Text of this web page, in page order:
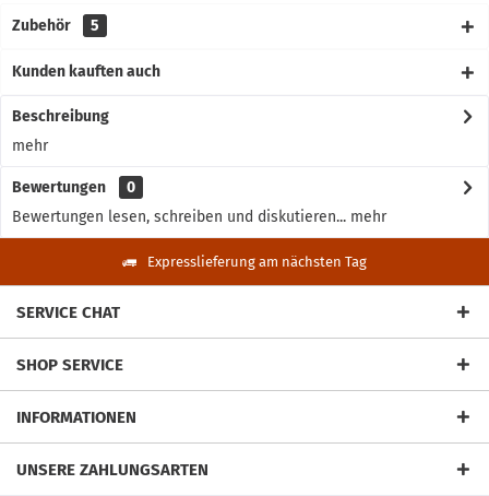
Zubehör 5
Kunden kauften auch
Beschreibung
mehr
Bewertungen
0
Bewertungen lesen, schreiben und diskutieren... mehr
Expresslieferung am nächsten Tag
SERVICE CHAT
SHOP SERVICE
INFORMATIONEN
UNSERE ZAHLUNGSARTEN